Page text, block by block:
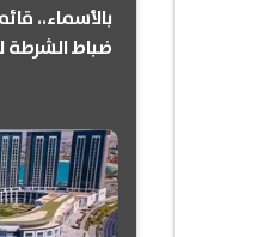
بالأسماء..
ضباط الشرطة لعام 2026